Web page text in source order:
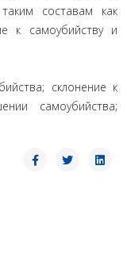
составам как
к самоубийству и
склонение к
самоубийства;